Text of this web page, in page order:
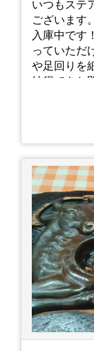
いつもステ
ございます
入庫中です！ 当社では、お客様に長く安心し
っていただ
や足回りを
納得できた